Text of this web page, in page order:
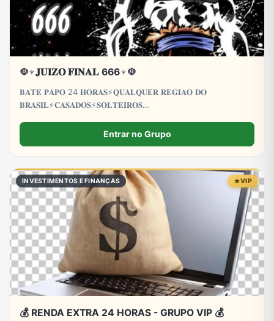
☫♆𝐉𝐔𝐈𝐙𝐎 𝐅𝐈𝐍𝐀𝐋 666♆☫
𝐁𝐀𝐓𝐄 𝐏𝐀𝐏𝐎 24 𝐇𝐎𝐑𝐀𝐒⚡𝐐𝐔𝐀𝐋𝐐𝐔𝐄𝐑 𝐑𝐄𝐆𝐈𝐀𝐎 𝐃𝐎
𝐁𝐑𝐀𝐒𝐈𝐋⚡𝐂𝐀𝐒𝐀𝐃𝐎𝐒⚡𝐒𝐎𝐋𝐓𝐄𝐈𝐑𝐎𝐒
𝐀𝐕𝐎𝐍𝐓𝐀𝐃𝐄⚡𝐏𝐑𝐎𝐈𝐁𝐈𝐃𝐎 𝐌𝐄𝐍𝐎𝐑𝐄𝐒 𝐃𝐄 18 𝐀𝐍𝐎𝐒
Entrar no Grupo
INVESTIMENTOS E FINANÇAS VIP
💰 RENDA EXTRA 24 HORAS - GRUPO VIP 💰